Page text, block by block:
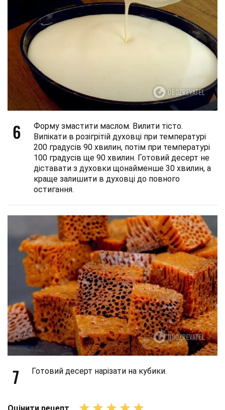
6
Форму змастити маслом. Вилити тісто.
Випікати в розігрітій духовці при температурі
200 градусів 90 хвилин, потім при температурі
100 градусів ще 90 хвилин. Готовий десерт не
діставати з духовки щонайменше 30 хвилин, а
краще залишити в духовці до повного
остигання.
7 Готовий десерт нарізати на кубики.
Оцінити рецепт